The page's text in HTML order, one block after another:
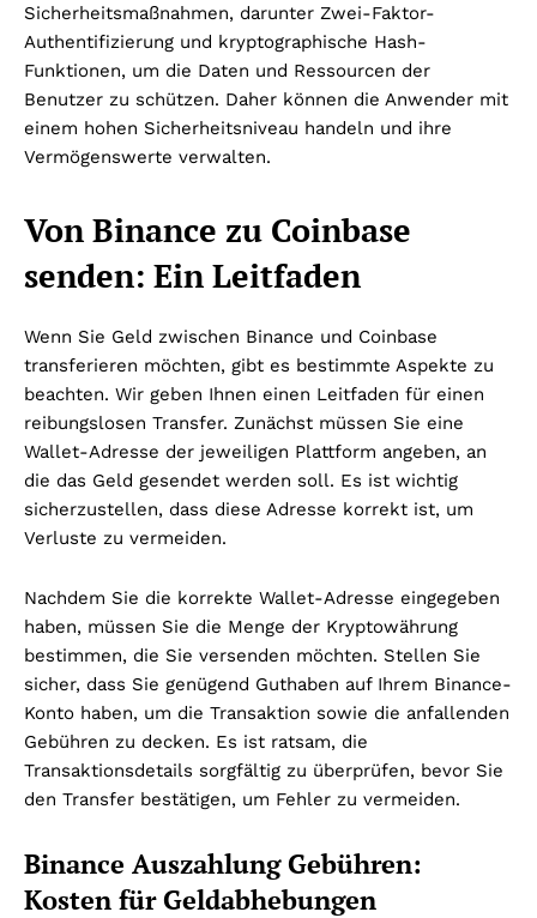
Sicherheitsmaßnahmen, darunter Zwei-Faktor-
Authentifizierung und kryptographische Hash-
Funktionen, um die Daten und Ressourcen der
Benutzer zu schützen. Daher können die Anwender mit
einem hohen Sicherheitsniveau handeln und ihre
Vermögenswerte verwalten.
Von Binance zu Coinbase
senden: Ein Leitfaden
Wenn Sie Geld zwischen Binance und Coinbase
transferieren möchten, gibt es bestimmte Aspekte zu
beachten. Wir geben Ihnen einen Leitfaden für einen
reibungslosen Transfer. Zunächst müssen Sie eine
Wallet-Adresse der jeweiligen Plattform angeben, an
die das Geld gesendet werden soll. Es ist wichtig
sicherzustellen, dass diese Adresse korrekt ist, um
Verluste zu vermeiden.
Nachdem Sie die korrekte Wallet-Adresse eingegeben
haben, müssen Sie die Menge der Kryptowährung
bestimmen, die Sie versenden möchten. Stellen Sie
sicher, dass Sie genügend Guthaben auf Ihrem Binance-
Konto haben, um die Transaktion sowie die anfallenden
Gebühren zu decken. Es ist ratsam, die
Transaktionsdetails sorgfältig zu überprüfen, bevor Sie
den Transfer bestätigen, um Fehler zu vermeiden.
Binance Auszahlung Gebühren:
Kosten für Geldabhebungen